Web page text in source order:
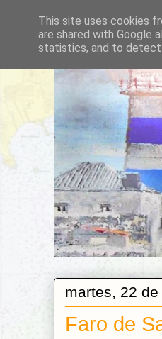
martes, 22
Faro de
This site uses cookies
are shared with Google
statistics, and to detect